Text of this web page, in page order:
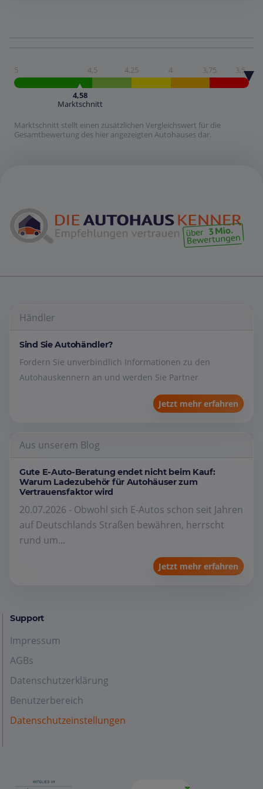
5 4,5 4,25 4 3,75 3,5
4,58
Marktschnitt
Marktschnitt stellt einen zusätzlichen Vergleichswert für die
Gesamtbewertung des hier angezeigten Autohauses dar.
Händler
Sind Sie Autohändler?
Fordern Sie unverbindlich Informationen zu den
Autohauskennern an und werden Sie Partner
Jetzt mehr erfahren
Aus unserem Blog
Gute E-Auto-Beratung endet nicht beim Kauf:
Warum Ladezubehör für Autohäuser zum
Vertrauensfaktor wird
20.07.2026 - Obwohl sich E-Autos schon seit Jahren
auf Deutschlands Straßen bewähren, herrscht
rund um...
Jetzt mehr erfahren
Support
Impressum
AGBs
Datenschutzerklärung
Benutzerbereich
Datenschutzeinstellungen